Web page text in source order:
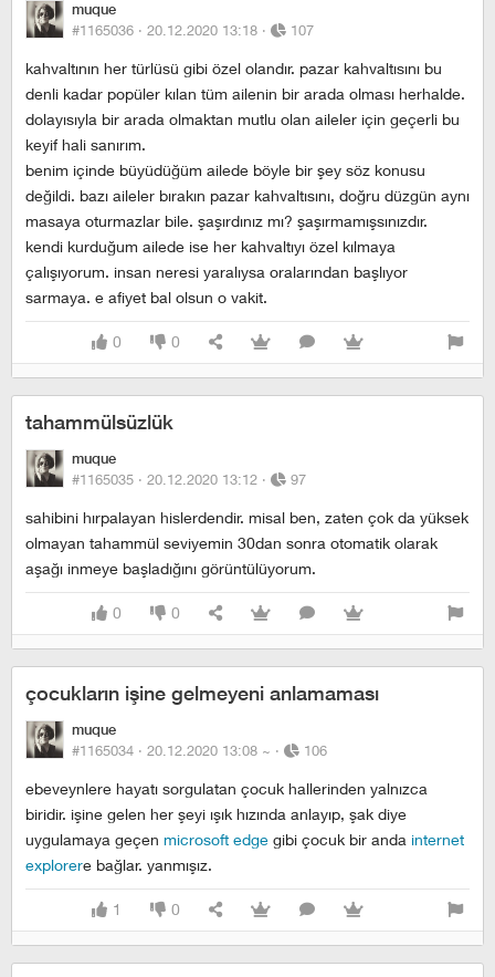
muque
#1165036 · 20.12.2020 13:18 · 107
kahvaltının her türlüsü gibi özel olandır. pazar kahvaltısını bu
denli kadar popüler kılan tüm ailenin bir arada olması herhalde.
dolayısıyla bir arada olmaktan mutlu olan aileler için geçerli bu
keyif hali sanırım.
benim içinde büyüdüğüm ailede böyle bir şey söz konusu
değildi. bazı aileler bırakın pazar kahvaltısını, doğru düzgün aynı
masaya oturmazlar bile. şaşırdınız mı? şaşırmamışsınızdır.
kendi kurduğum ailede ise her kahvaltıyı özel kılmaya
çalışıyorum. insan neresi yaralıysa oralarından başlıyor
sarmaya. e afiyet bal olsun o vakit.
0 0
tahammülsüzlük
muque
#1165035 · 20.12.2020 13:12 · 97
sahibini hırpalayan hislerdendir. misal ben, zaten çok da yüksek
olmayan tahammül seviyemin 30dan sonra otomatik olarak
aşağı inmeye başladığını görüntülüyorum.
0 0
çocukların işine gelmeyeni anlamaması
muque
#1165034 · 20.12.2020 13:08 ~ · 106
ebeveynlere hayatı sorgulatan çocuk hallerinden yalnızca
biridir. işine gelen her şeyi ışık hızında anlayıp, şak diye
uygulamaya geçen microsoft edge gibi çocuk bir anda internet
explorere bağlar. yanmışız.
1 0